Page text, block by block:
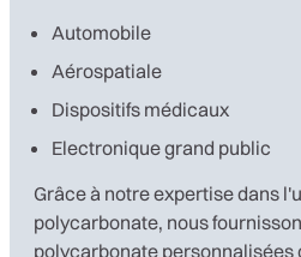
Automobile
Aérospatiale
Dispositifs médicaux
Electronique grand public
Grâce à notre expertise dans
polycarbonate, nous
polycarbonate personnalisées